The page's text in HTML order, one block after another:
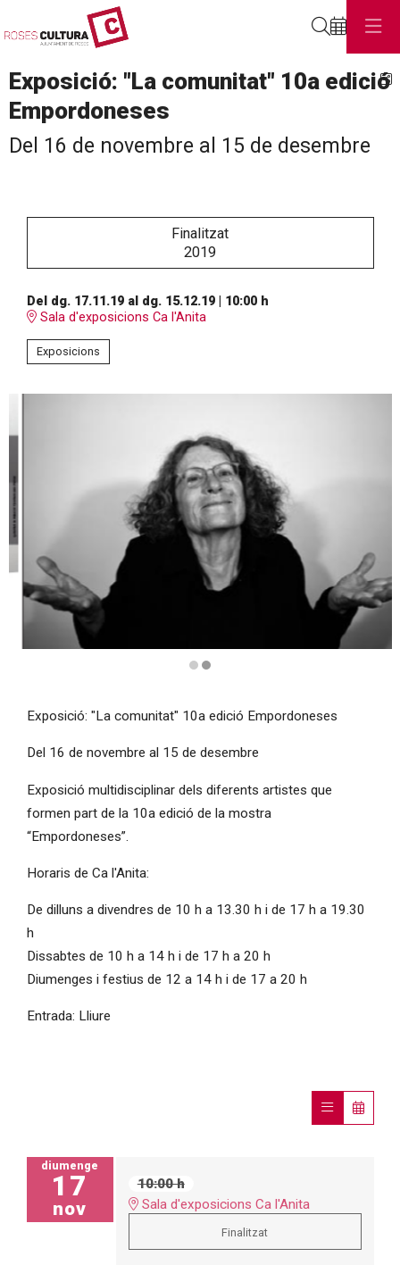
Exposició: "La comunitat" 10a edició
Empordoneses
Del 16 de novembre al 15 de desembre
Finalitzat
2019
Del dg. 17.11.19al dg. 15.12.19| 10:00 h
Sala d'exposicions Ca l'Anita
Exposicions
Exposició: "La comunitat" 10a edició Empordoneses
Del 16 de novembre al 15 de desembre
Exposició multidisciplinar dels diferents artistes que
formen part de la 10a edició de la mostra
“Empordoneses”.
Horaris de Ca l'Anita:
De dilluns a divendres de 10 h a 13.30 h i de 17 h a 19.30
h
Dissabtes de 10 h a 14 h i de 17 h a 20 h
Diumenges i festius de 12 a 14 h i de 17 a 20 h
Entrada: Lliure
diumenge
17
nov
10:00 h
Sala d'exposicions Ca l'Anita
Finalitzat